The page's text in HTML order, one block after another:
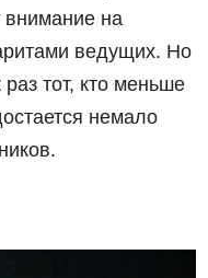
на
ведущих. Но
тот, кто меньше
немало